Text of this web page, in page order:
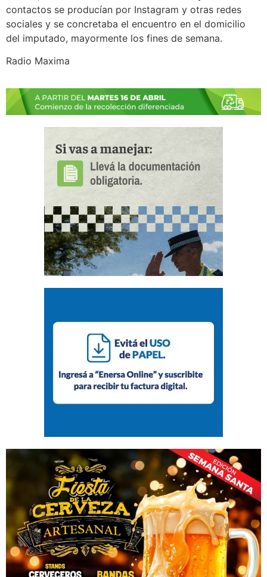
contactos se producían por Instagram y otras redes
sociales y se concretaba el encuentro en el domicilio
del imputado, mayormente los fines de semana.
Radio Maxima